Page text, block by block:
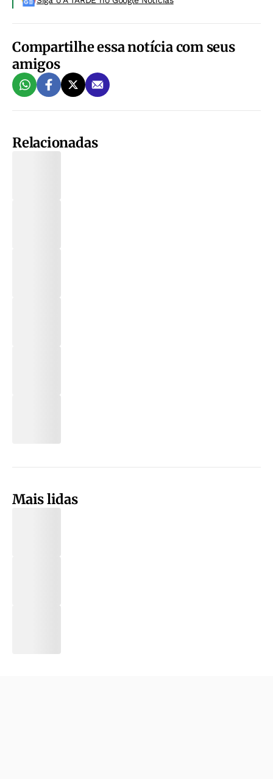
Compartilhe essa notícia com seus
amigos
Relacionadas
Mais lidas